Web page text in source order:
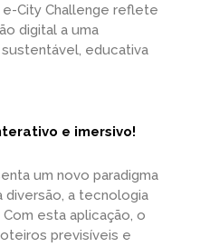
City Challenge reflete
digital a uma
educativa
e imersivo!
um novo paradigma
diversão, a tecnologia
esta aplicação, o
previsíveis e